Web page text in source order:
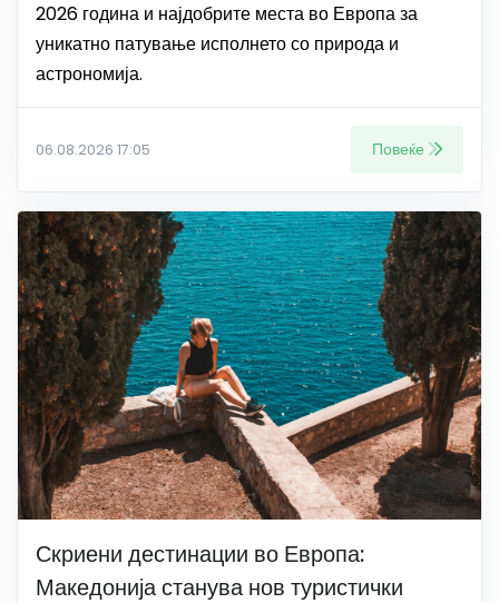
2026 година и најдобрите места во Европа за
уникатно патување исполнето со природа и
астрономија.
06.08.2026 17:05 Повеќе
Скриени дестинации во Европа:
Македонија станува нов туристички